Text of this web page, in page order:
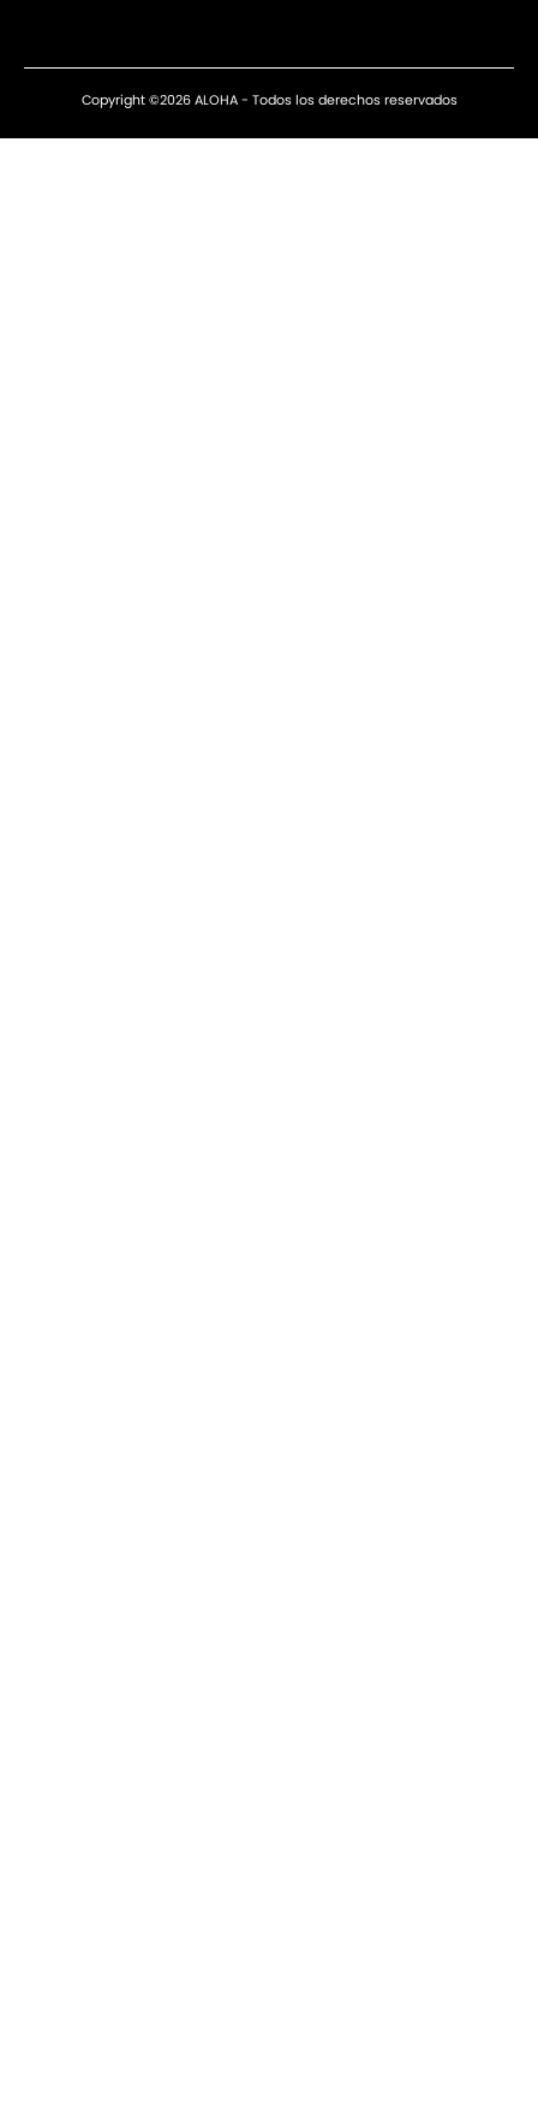
Copyright ©2026 ALOHA - Todos los derechos reservados